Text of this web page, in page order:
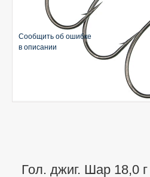
Гол. джиг. Шар 18,0
Сообщить об ошибке
в описании